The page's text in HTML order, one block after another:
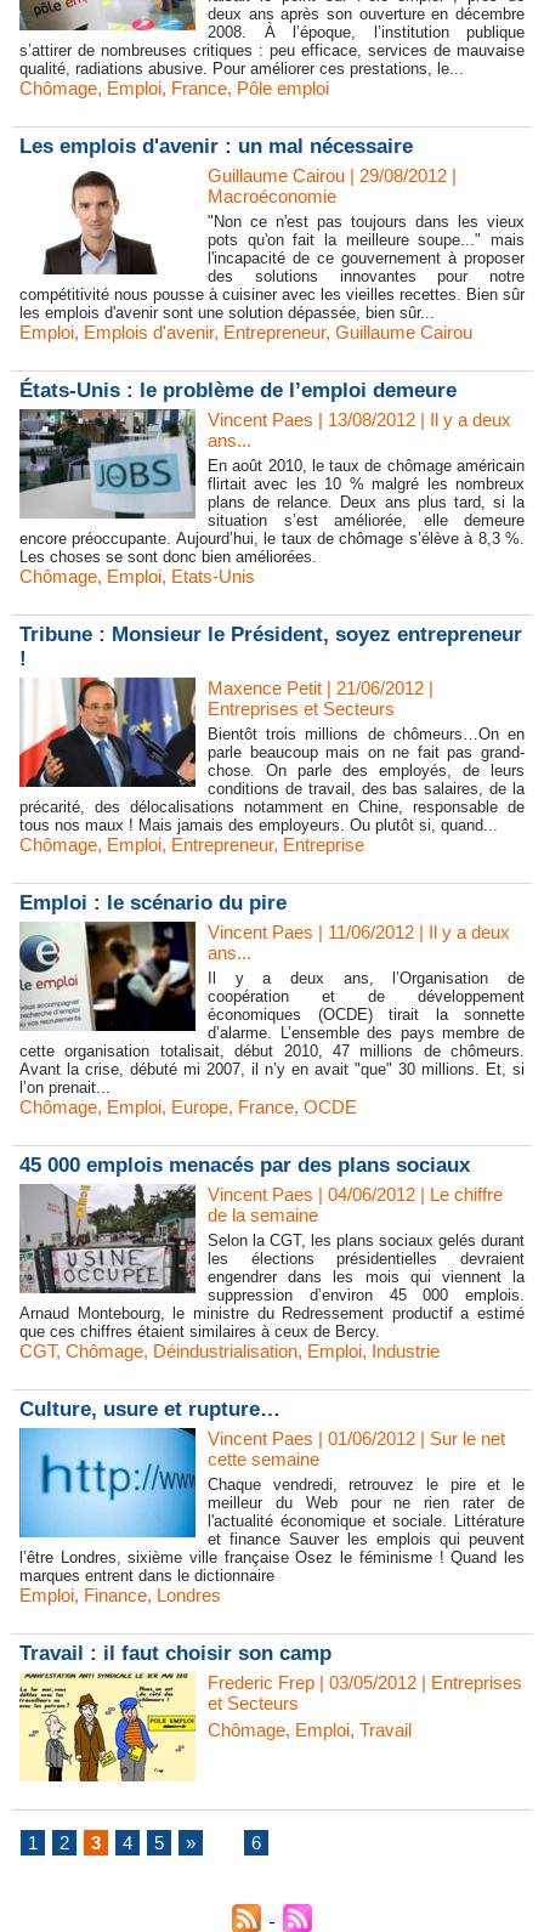
deux ans après son ouverture en décembre
2008. À l’époque, l’institution publique
s’attirer de nombreuses critiques : peu efficace, services de mauvaise
qualité, radiations abusive. Pour améliorer ces prestations, le...
Chômage, Emploi, France, Pôle emploi
Les emplois d'avenir : un mal nécessaire
Guillaume Cairou | 29/08/2012 |
Macroéconomie
"Non ce n'est pas toujours dans les vieux
pots qu'on fait la meilleure soupe..." mais
l'incapacité de ce gouvernement à proposer
des solutions innovantes pour notre
compétitivité nous pousse à cuisiner avec les vieilles recettes. Bien sûr
les emplois d'avenir sont une solution dépassée, bien sûr...
Emploi, Emplois d'avenir, Entrepreneur, Guillaume Cairou
États-Unis : le problème de l’emploi demeure
Vincent Paes | 13/08/2012 | Il y a deux
ans...
En août 2010, le taux de chômage américain
flirtait avec les 10 % malgré les nombreux
plans de relance. Deux ans plus tard, si la
situation s’est améliorée, elle demeure
encore préoccupante. Aujourd’hui, le taux de chômage s’élève à 8,3 %.
Les choses se sont donc bien améliorées.
Chômage, Emploi, Etats-Unis
Tribune : Monsieur le Président, soyez entrepreneur
!
Maxence Petit | 21/06/2012 |
Entreprises et Secteurs
Bientôt trois millions de chômeurs…On en
parle beaucoup mais on ne fait pas grand-
chose. On parle des employés, de leurs
conditions de travail, des bas salaires, de la
précarité, des délocalisations notamment en Chine, responsable de
tous nos maux ! Mais jamais des employeurs. Ou plutôt si, quand...
Chômage, Emploi, Entrepreneur, Entreprise
Emploi : le scénario du pire
Vincent Paes | 11/06/2012 | Il y a deux
ans...
Il y a deux ans, l’Organisation de
coopération et de développement
économiques (OCDE) tirait la sonnette
d’alarme. L’ensemble des pays membre de
cette organisation totalisait, début 2010, 47 millions de chômeurs.
Avant la crise, débuté mi 2007, il n’y en avait "que" 30 millions. Et, si
l’on prenait...
Chômage, Emploi, Europe, France, OCDE
45 000 emplois menacés par des plans sociaux
Vincent Paes | 04/06/2012 | Le chiffre
de la semaine
Selon la CGT, les plans sociaux gelés durant
les élections présidentielles devraient
engendrer dans les mois qui viennent la
suppression d’environ 45 000 emplois.
Arnaud Montebourg, le ministre du Redressement productif a estimé
que ces chiffres étaient similaires à ceux de Bercy.
CGT, Chômage, Déindustrialisation, Emploi, Industrie
Culture, usure et rupture…
Vincent Paes | 01/06/2012 | Sur le net
cette semaine
Chaque vendredi, retrouvez le pire et le
meilleur du Web pour ne rien rater de
l'actualité économique et sociale. Littérature
et finance Sauver les emplois qui peuvent
l’être Londres, sixième ville française Osez le féminisme ! Quand les
marques entrent dans le dictionnaire
Emploi, Finance, Londres
Travail : il faut choisir son camp
Frederic Frep | 03/05/2012 | Entreprises
et Secteurs
Chômage, Emploi, Travail
1 2 3 4 5 » 6